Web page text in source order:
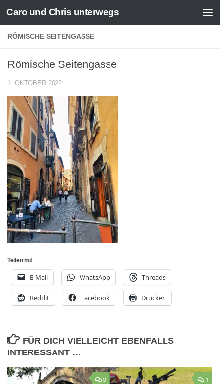
Zum Inhalt springen
Caro und Chris unterwegs
RÖMISCHE SEITENGASSE
Römische Seitengasse
1. OKTOBER 2022
Teilen mit
E-Mail WhatsApp Threads
Reddit Facebook Drucken
FÜR DICH VIELLEICHT EBENFALLS
INTERESSANT …
0 1